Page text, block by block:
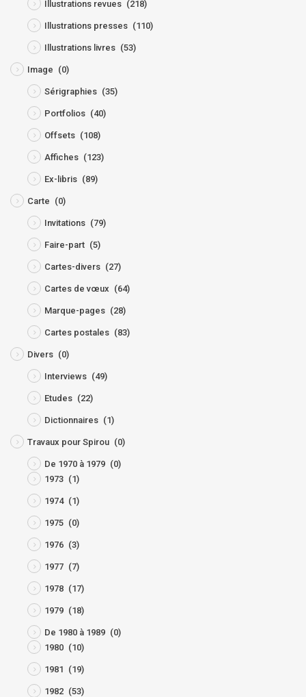
Illustrations revues (218)
Illustrations presses (110)
Illustrations livres (53)
Image (0)
Sérigraphies (35)
Portfolios (40)
Offsets (108)
Affiches (123)
Ex-libris (89)
Carte (0)
Invitations (79)
Faire-part (5)
Cartes-divers (27)
Cartes de vœux (64)
Marque-pages (28)
Cartes postales (83)
Divers (0)
Interviews (49)
Etudes (22)
Dictionnaires (1)
Travaux pour Spirou (0)
De 1970 à 1979 (0)
1973 (1)
1974 (1)
1975 (0)
1976 (3)
1977 (7)
1978 (17)
1979 (18)
De 1980 à 1989 (0)
1980 (10)
1981 (19)
1982 (53)